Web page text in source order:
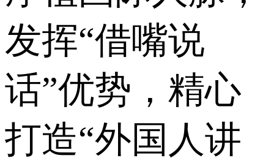
发挥“借嘴说
话”优势，精心
打造“外国人讲